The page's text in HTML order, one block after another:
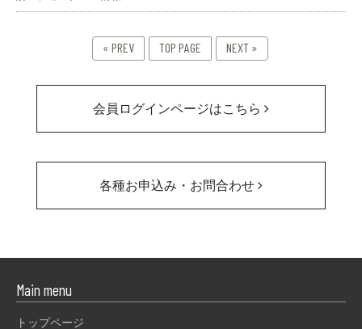
« PREV TOP PAGE NEXT »
会員ログインページはこちら
各種お申込み・お問合わせ
Main menu
トップページ